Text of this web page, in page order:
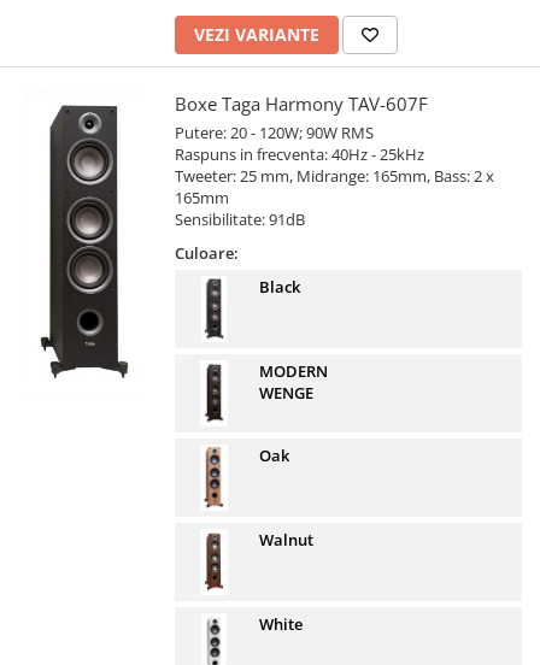
VEZI VARIANTE
Boxe Taga Harmony TAV-607F
Putere: 20 - 120W; 90W RMS
Raspuns in frecventa: 40Hz - 25kHz
Tweeter: 25 mm, Midrange: 165mm, Bass: 2 x
165mm
Sensibilitate: 91dB
Culoare:
Black
MODERN
WENGE
Oak
Walnut
White